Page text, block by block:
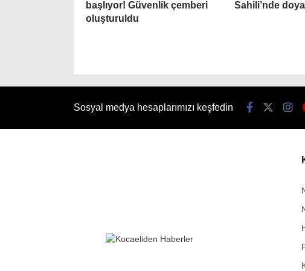
başlıyor! Güvenlik çemberi
oluşturuldu
Sahili’nde
Sosyal medya hesaplarımızı keşfedin